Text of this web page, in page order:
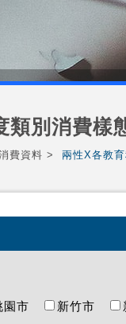
類別消費樣
費資料 兩性X各教
園市 新竹市